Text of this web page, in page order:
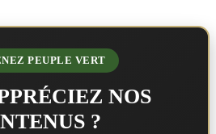
PEUPLE VERT
NOS
?